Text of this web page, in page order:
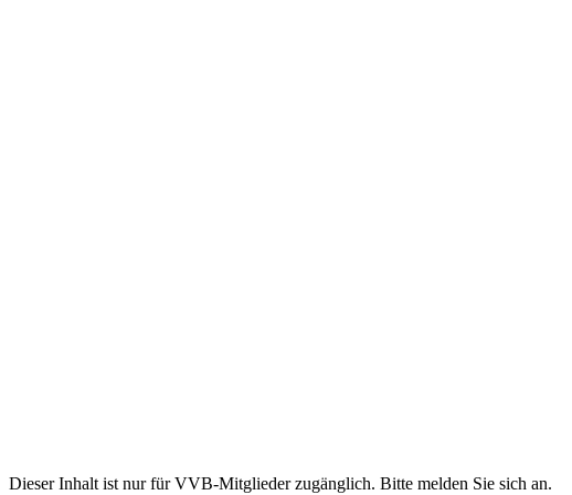
Dieser Inhalt ist nur für VVB-Mitglieder zugänglich. Bitte melden Sie sich an.